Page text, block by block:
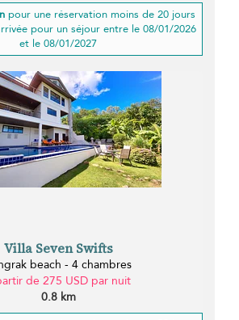
pour une réservation moins de 20 jours
pour un séjour entre le 08/01/2026
et le 08/01/2027
Villa Seven Swifts
beach - 4 chambres
de 275 USD par nuit
0.8 km